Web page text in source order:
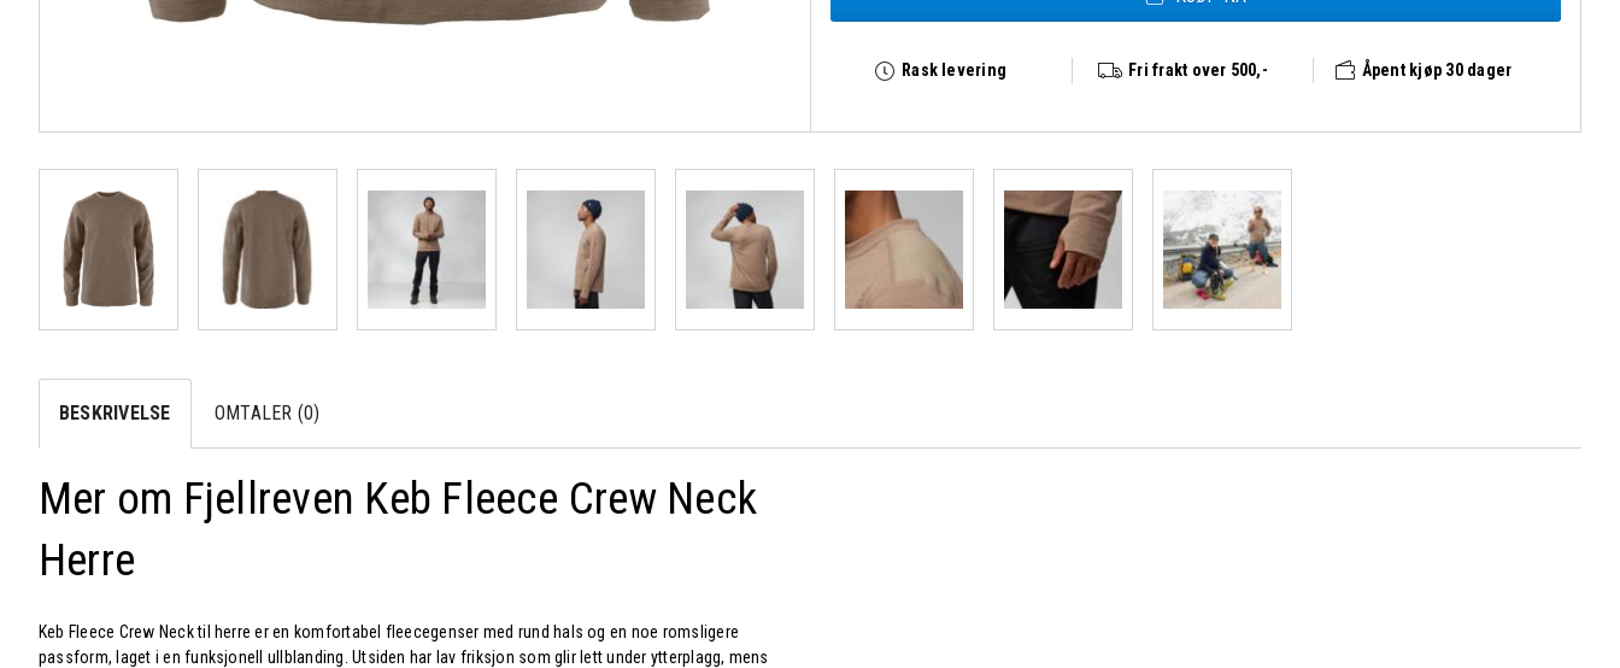
Rask levering Fri frakt over 500,- Åpent kjøp 30 dager
BESKRIVELSE OMTALER (0)
Mer om Fjellreven Keb Fleece Crew Neck
Herre
Keb Fleece Crew Neck til herre er en komfortabel fleecegenser med rund hals og en noe romsligere
passform, laget i en funksjonell ullblanding. Utsiden har lav friksjon som glir lett under ytterplagg, mens